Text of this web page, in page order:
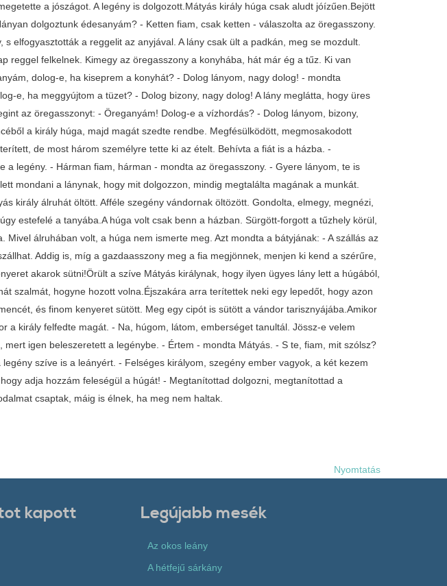
a jószágot. A legény is dolgozott.Mátyás király húga csak aludt jóízűen.Bejött
dolgoztunk édesanyám? - Ketten fiam, csak ketten - válaszolta az öregasszony.
elfogyasztották a reggelit az anyjával. A lány csak ült a padkán, meg se mozdult.
reggel felkelnek. Kimegy az öregasszony a konyhába, hát már ég a tűz. Ki van
dolog-e, ha kiseprem a konyhát? - Dolog lányom, nagy dolog! - mondta
e, ha meggyújtom a tüzet? - Dolog bizony, nagy dolog! A lány meglátta, hogy üres
az öregasszonyt: - Öreganyám! Dolog-e a vízhordás? - Dolog lányom, bizony,
a király húga, majd magát szedte rendbe. Megfésülködött, megmosakodott
de most három személyre tette ki az ételt. Behívta a fiát is a házba. -
a legény. - Hárman fiam, hárman - mondta az öregasszony. - Gyere lányom, te is
mondani a lánynak, hogy mit dolgozzon, mindig megtalálta magának a munkát.
király álruhát öltött. Afféle szegény vándornak öltözött. Gondolta, elmegy, megnézi,
estefelé a tanyába.A húga volt csak benn a házban. Sürgött-forgott a tűzhely körül,
Mivel álruhában volt, a húga nem ismerte meg. Azt mondta a bátyjának: - A szállás az
Addig is, míg a gazdaasszony meg a fia megjönnek, menjen ki kend a szérűre,
akarok sütni!Örült a szíve Mátyás királynak, hogy ilyen ügyes lány lett a húgából,
szalmát, hogyne hozott volna.Éjszakára arra terítettek neki egy lepedőt, hogy azon
és finom kenyeret sütött. Meg egy cipót is sütött a vándor tarisznyájába.Amikor
a király felfedte magát. - Na, húgom, látom, emberséget tanultál. Jössz-e velem
igen beleszeretett a legénybe. - Értem - mondta Mátyás. - S te, fiam, mit szólsz?
szíve is a leányért. - Felséges királyom, szegény ember vagyok, a két kezem
adja hozzám feleségül a húgát! - Megtanítottad dolgozni, megtanítottad a
csaptak, máig is élnek, ha meg nem haltak.
Nyomtatás
kapott
Legújabb mesék
Az okos leány
A hétfejű sárkány